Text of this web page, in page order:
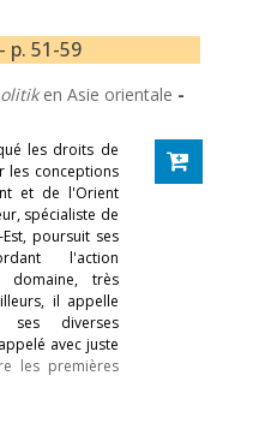
p. 51-59
en Asie orientale -
les droits de
les conceptions
et de l'Orient
spécialiste de
poursuit ses
l'action
domaine, très
il appelle
diverses
avec juste
les premières